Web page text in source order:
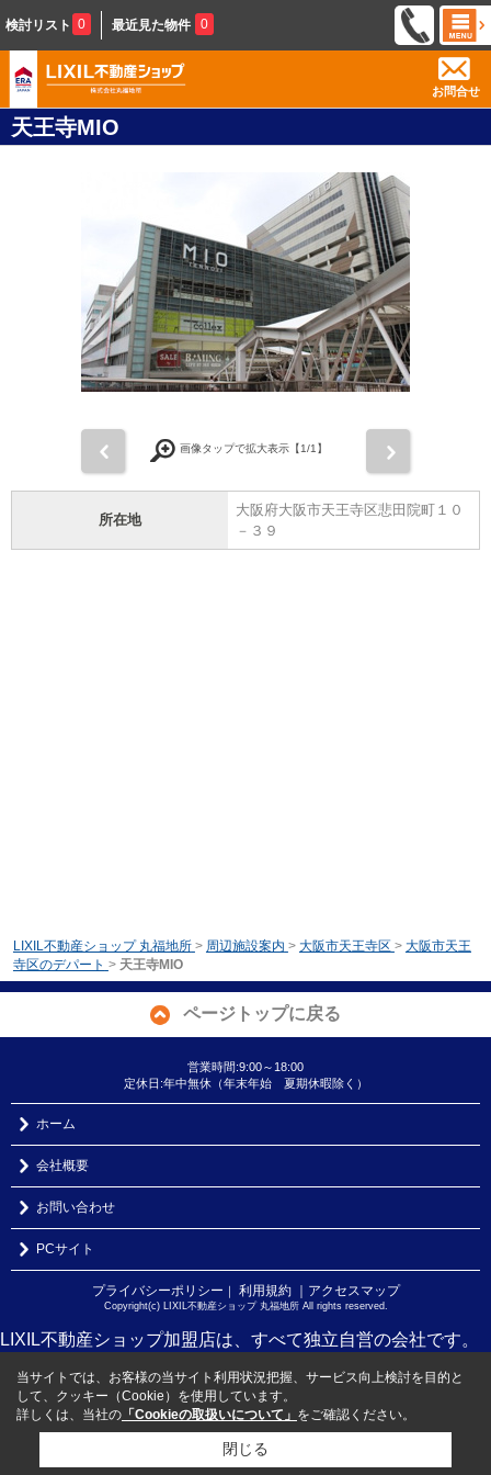
検討リスト 0 最近見た物件 0
お問合せ
天王寺MIO
画像タップで拡大表示【1/1】
所在地
大阪府大阪市天王寺区悲田院町１０
－３９
LIXIL不動産ショップ 丸福地所 > 周辺施設案内 > 大阪市天王寺区 > 大阪市天王
寺区のデパート > 天王寺MIO
ページトップに戻る
営業時間:9:00～18:00
定休日:年中無休（年末年始 夏期休暇除く）
ホーム
会社概要
お問い合わせ
PCサイト
プライバシーポリシー ｜ 利用規約 ｜アクセスマップ
Copyright(c) LIXIL不動産ショップ 丸福地所 All rights reserved.
LIXIL不動産ショップ加盟店は、すべて独立自営の会社です。
当サイトでは、お客様の当サイト利用状況把握、サービス向上検討を目的と
して、クッキー（Cookie）を使用しています。
詳しくは、当社の 「Cookieの取扱いについて」 をご確認ください。
閉じる